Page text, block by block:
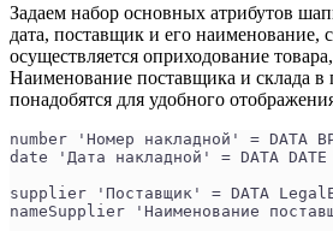
Задаем набор основных атрибутов
дата, поставщик и его наименование,
осуществляется оприходование
Наименование поставщика и склада
понадобятся для удобного
number 'Номер накладной' = DATA
date 'Дата накладной' = DATA
supplier 'Поставщик' = DATA
nameSupplier 'Наименование